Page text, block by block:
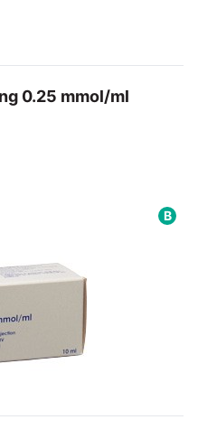
0.25 mmol/ml
B